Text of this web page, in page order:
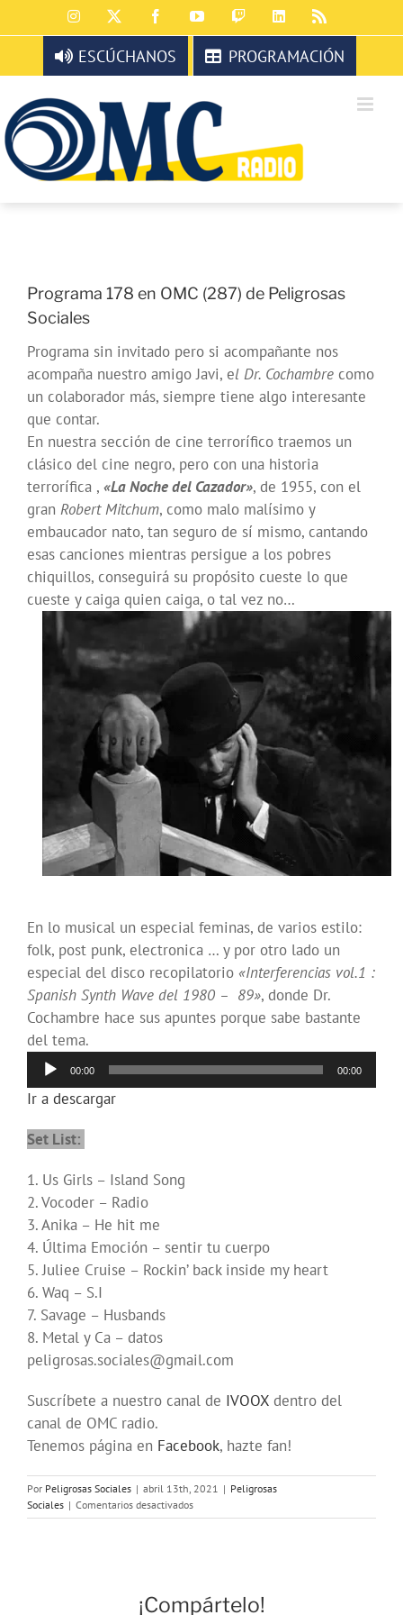
al
contenido
Instagram FacebookYouTubeTwitchLinkedIn
ESCÚCHANOS PROGRAMACIÓN
Programa 178 en OMC (287) de Peligrosas
Sociales
Programa sin invitado pero si acompañante nos
acompaña nuestro amigo Javi, el Dr. Cochambre como
un colaborador más, siempre tiene algo interesante
que contar.
En nuestra sección de cine terrorífico traemos un
clásico del cine negro, pero con una historia
terrorífica , «La Noche del Cazador», de 1955, con el
gran Robert Mitchum, como malo malísimo y
embaucador nato, tan seguro de sí mismo, cantando
esas canciones mientras persigue a los pobres
chiquillos, conseguirá su propósito cueste lo que
cueste y caiga quien caiga, o tal vez no…
En lo musical un especial feminas, de varios estilo:
folk, post punk, electronica … y por otro lado un
especial del disco recopilatorio «Interferencias vol.1 :
Spanish Synth Wave del 1980 – 89», donde Dr.
Cochambre hace sus apuntes porque sabe bastante
del tema.
Reproductor
de
audio
00:00 00:00
Ir a descargar
Set List:
1. Us Girls – Island Song
2. Vocoder – Radio
3. Anika – He hit me
4. Última Emoción – sentir tu cuerpo
5. Juliee Cruise – Rockin’ back inside my heart
6. Waq – S.I
7. Savage – Husbands
8. Metal y Ca – datos
peligrosas.sociales@gmail.com
Suscríbete a nuestro canal de IVOOX dentro del
canal de OMC radio.
Tenemos página en Facebook, hazte fan!
Por Peligrosas Sociales | abril 13th, 2021 | Peligrosas
Sociales | Comentarios desactivadosen
Programa
de
¡Compártelo!